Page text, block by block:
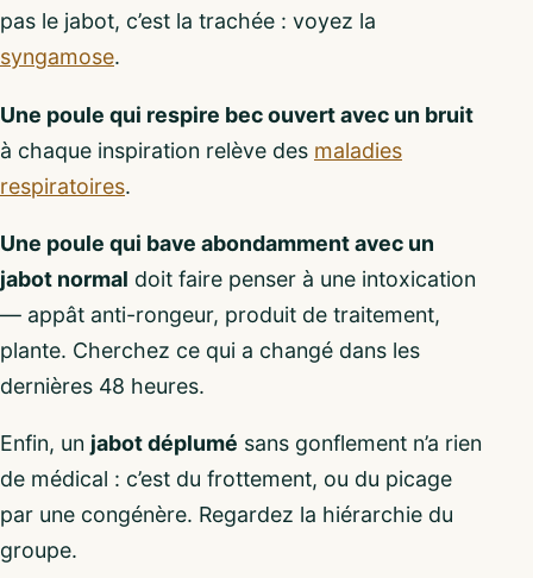
pas le jabot, c’est la trachée : voyez la
syngamose.
Une poule qui respire bec ouvert avec un bruit
à chaque inspiration relève des maladies
respiratoires.
Une poule qui bave abondamment avec un
jabot normal doit faire penser à une intoxication
— appât anti-rongeur, produit de traitement,
plante. Cherchez ce qui a changé dans les
dernières 48 heures.
Enfin, un jabot déplumé sans gonflement n’a rien
de médical : c’est du frottement, ou du picage
par une congénère. Regardez la hiérarchie du
groupe.